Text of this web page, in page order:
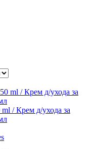
/ Крем д/ухода за